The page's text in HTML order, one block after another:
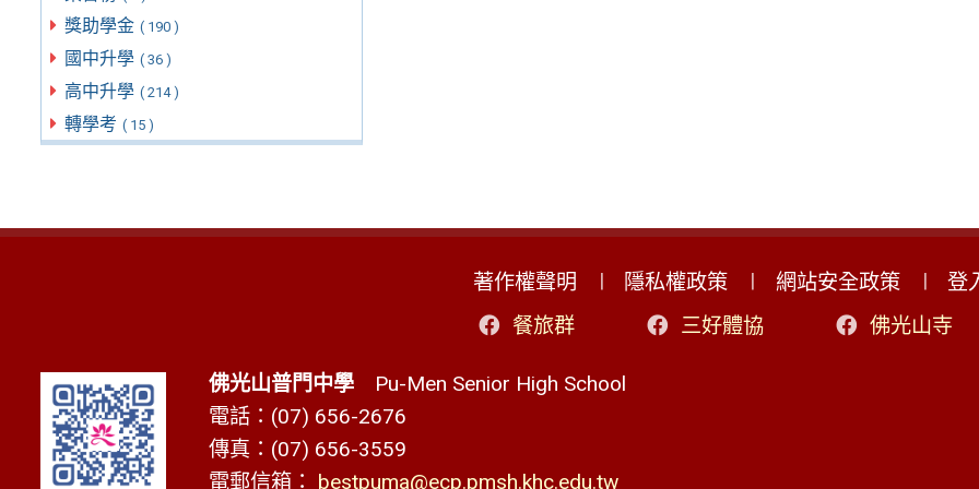
獎助學金 ( 190 )
國中升學 ( 36 )
高中升學 ( 214 )
轉學考 ( 15 )
著作權聲明 隱私權政策 網站安全政策
登
餐旅群
三好體協 佛光山寺
佛光山普門中學Pu-Men Senior High School
電話：(07) 656-2676
傳真：(07) 656-3559
電郵信箱： bestpuma@ecp.pmsh.khc.edu.tw